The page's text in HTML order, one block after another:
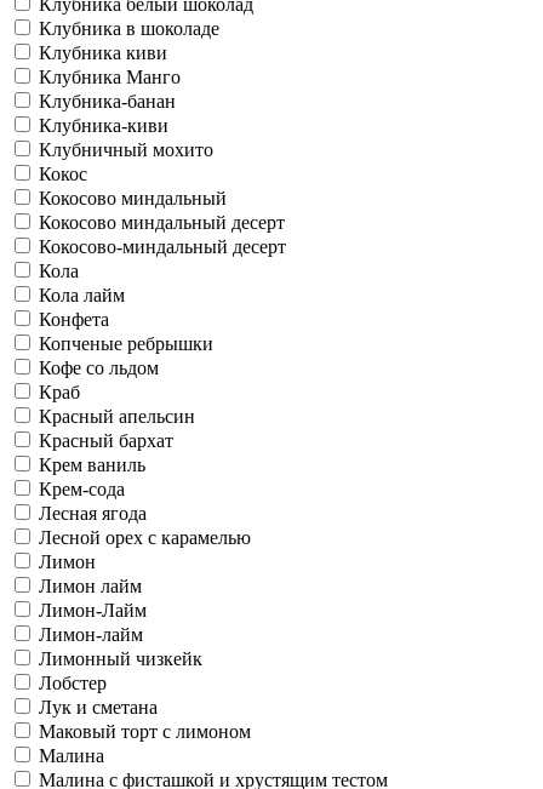
Клубника в шоколаде
Клубника киви
Клубника Манго
Клубника-банан
Клубника-киви
Клубничный мохито
Кокос
Кокосово миндальный
Кокосово миндальный десерт
Кокосово-миндальный десерт
Кола
Кола лайм
Конфета
Копченые ребрышки
Кофе со льдом
Краб
Красный апельсин
Красный бархат
Крем ваниль
Крем-сода
Лесная ягода
Лесной орех с карамелью
Лимон
Лимон лайм
Лимон-Лайм
Лимон-лайм
Лимонный чизкейк
Лобстер
Лук и сметана
Маковый торт с лимоном
Малина
Малина с фисташкой и хрустящим тестом